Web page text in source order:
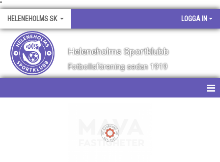
"
HELENEHOLMS SK LOGGA IN
Heleneholms Sportklubb
Fotbollsförening sedan 1919